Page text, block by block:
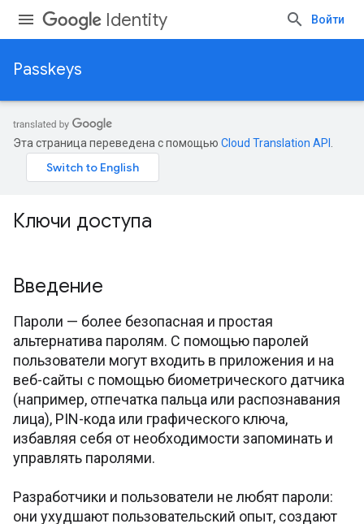
Identity Войти
Passkeys
Эта страница переведена с помощью Cloud Translation API
Ключи доступа
Введение
Пароли — более безопасная и простая
альтернатива паролям. С помощью паролей
пользователи могут входить в приложения и на
веб-сайты с помощью биометрического датчика
(например, отпечатка пальца или распознавания
лица), PIN-кода или графического ключа,
избавляя себя от необходимости запоминать и
управлять паролями.
Разработчики и пользователи не любят пароли:
они ухудшают пользовательский опыт, создают